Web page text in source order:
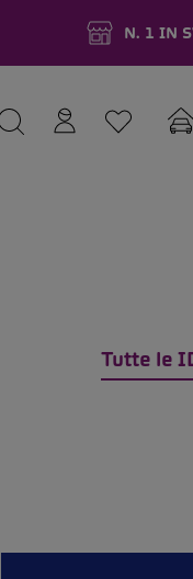
N. 1 IN
Tutte le